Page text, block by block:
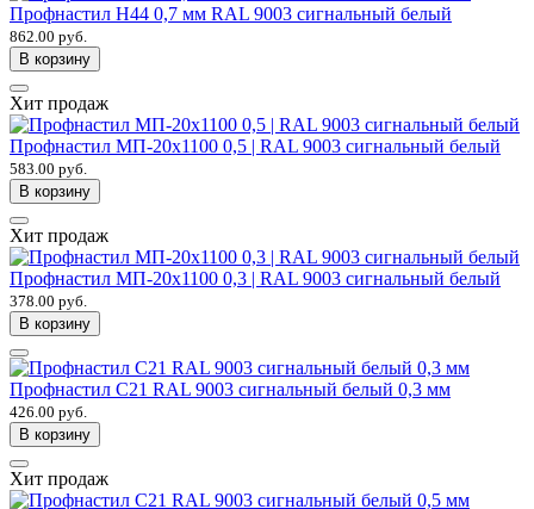
Профнастил Н44 0,7 мм RAL 9003 сигнальный белый
862.00 руб.
В корзину
Хит продаж
Профнастил МП-20х1100 0,5 | RAL 9003 сигнальный белый
583.00 руб.
В корзину
Хит продаж
Профнастил МП-20х1100 0,3 | RAL 9003 сигнальный белый
378.00 руб.
В корзину
Профнастил С21 RAL 9003 сигнальный белый 0,3 мм
426.00 руб.
В корзину
Хит продаж